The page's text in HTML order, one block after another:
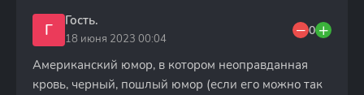
Г Гость.
18 июня 2023 00:04
0
Американский юмор, в котором неоправданная
кровь, черный, пошлый юмор (если его можно так